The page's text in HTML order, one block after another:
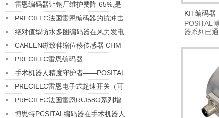
统中的成功应用案例
雷恩编码器让钢厂维护费降 65%,是
真的吗？实测数据告诉你答案
PRECILEC法国雷恩编码器的抗冲击
能力如何？
绝对值型防水多圈编码器在风力发电
偏航系统中的成功应用案例
CARLEN磁致伸缩位移传感器 CHM
IP68 Analog系列
PRECILEC雷恩编码器
手术机器人精度守护者——POSITAL
36mm超薄编码器 在医疗 AGV领域
的革命性应用
PRECILEC雷恩电子式超速开关（可
任意编程）RCO E01 02
PRECILEC法国雷恩RCI58O系列增
量型编码器
博思特POSITAL编码器在手术机器人
KIT编码器
POSITAL
器系列已